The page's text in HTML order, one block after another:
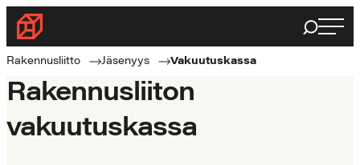
Siirry
suoraan
sisältöön
Rakennusliitto
Rakennusalan
puolella
Haku
Rakennusliitto Jäsenyys Vakuutuskassa
Rakennusliiton
vakuutuskassa